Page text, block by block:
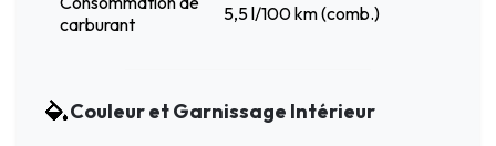
carburant
5,5 l/100 km (comb.)
Couleur et Garnissage Intérieur